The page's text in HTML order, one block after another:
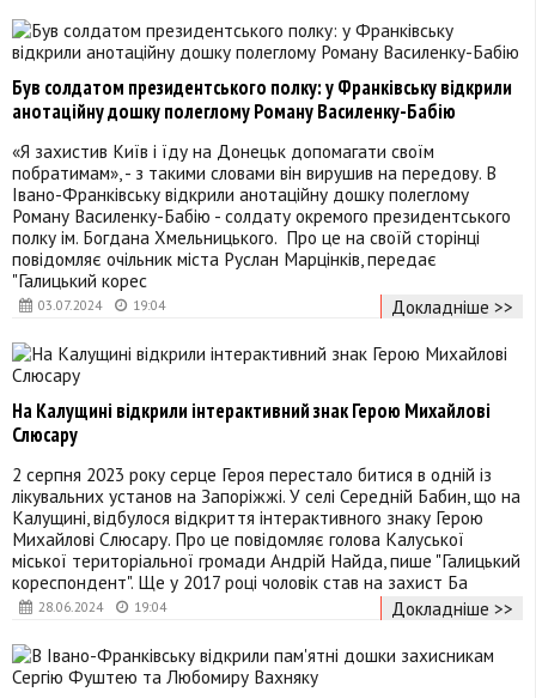
03.07.2024 19:04
Був солдатом президентського полку: у Франківську відкрили
анотаційну дошку полеглому Роману Василенку-Бабію
«Я захистив Київ і їду на Донецьк допомагати своїм
побратимам», - з такими словами він вирушив на передову. В
Івано-Франківську відкрили анотаційну дошку полеглому
Роману Василенку-Бабію - солдату окремого президентського
полку ім. Богдана Хмельницького. Про це на своїй сторінці
повідомляє очільник міста Руслан Марцінків, передає
"Галицький корес
Докладніше >>
28.06.2024 19:04
На Калущині відкрили інтерактивний знак Герою Михайлові
Слюсару
2 серпня 2023 року серце Героя перестало битися в одній із
лікувальних установ на Запоріжжі. У селі Середній Бабин, що на
Калущині, відбулося відкриття інтерактивного знаку Герою
Михайлові Слюсару. Про це повідомляє голова Калуської
міської територіальної громади Андрій Найда, пише "Галицький
кореспондент". Ще у 2017 році чоловік став на захист Ба
Докладніше >>